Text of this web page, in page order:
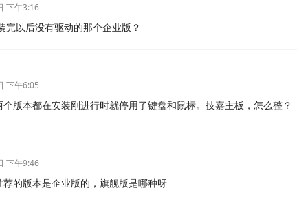
下午3:16
完以后没有驱动的那个企业版？
下午6:05
个版本都在安装刚进行时就停用了键盘和鼠标。技嘉主板，怎么整？
下午9:46
荐的版本是企业版的，旗舰版是哪种呀